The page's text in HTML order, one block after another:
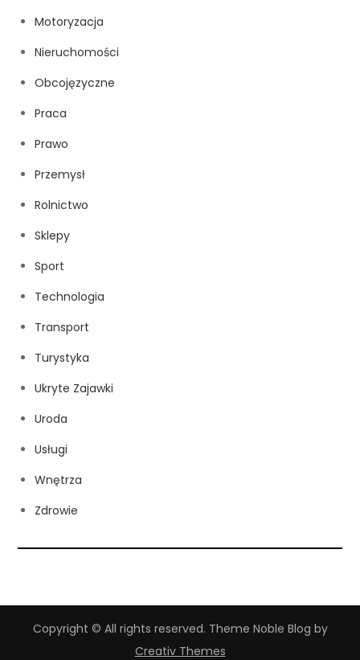
Motoryzacja
Nieruchomości
Obcojęzyczne
Praca
Prawo
Przemysł
Rolnictwo
Sklepy
Sport
Technologia
Transport
Turystyka
Ukryte Zajawki
Uroda
Usługi
Wnętrza
Zdrowie
Copyright © All rights reserved. Theme Noble Blog by
Creativ Themes